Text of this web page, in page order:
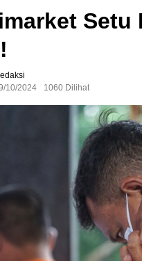
Setu
10/2024
1060 Dilihat